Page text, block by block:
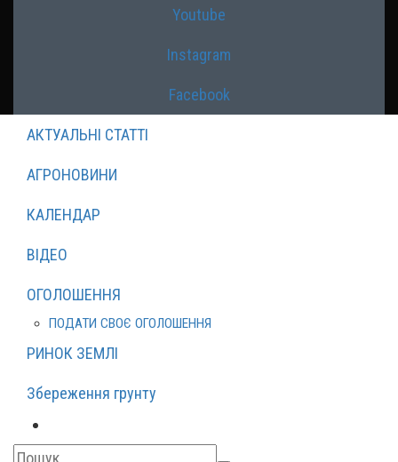
Youtube
Instagram
Facebook
АКТУАЛЬНІ СТАТТІ
АГРОНОВИНИ
КАЛЕНДАР
ВІДЕО
ОГОЛОШЕННЯ
ПОДАТИ СВОЄ ОГОЛОШЕННЯ
РИНОК ЗЕМЛІ
Збереження грунту